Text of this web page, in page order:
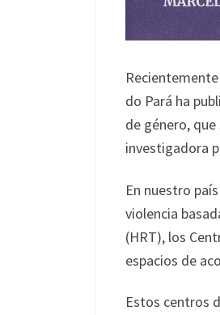
do Pará ha
de género,
investigadora
En nuestro
violencia
(HRT), los
espacios de
Estos centros